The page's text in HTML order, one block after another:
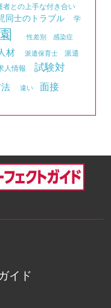
者との上手な付き合い
同士のトラブル
学
性差別 感染症
材 派遣保育士
派遣
人情報
試験対
違い 面接
イド